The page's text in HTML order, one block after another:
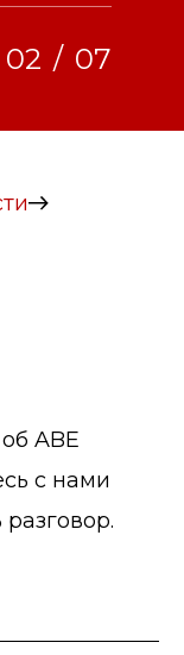
03 / 07
ABE
с нами